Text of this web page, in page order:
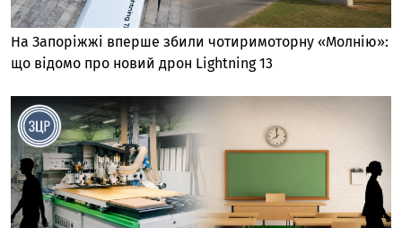
На Запоріжжі вперше збили чотиримоторну «Молнію»:
що відомо про новий дрон Lightning 13